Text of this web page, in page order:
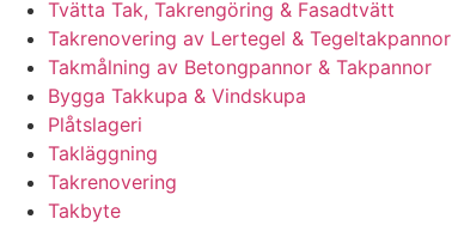
Tvätta Tak, Takrengöring & Fasadtvätt
Takrenovering av Lertegel & Tegeltakpannor
Takmålning av Betongpannor & Takpannor
Bygga Takkupa & Vindskupa
Plåtslageri
Takläggning
Takrenovering
Takbyte